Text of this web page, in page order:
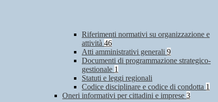
Riferimenti normativi su organizzazione e
attività 46
Atti amministrativi generali 9
Documenti di programmazione strategico-
gestionale 1
Statuti e leggi regionali
Codice disciplinare e codice di condotta 1
Oneri informativi per cittadini e imprese 3